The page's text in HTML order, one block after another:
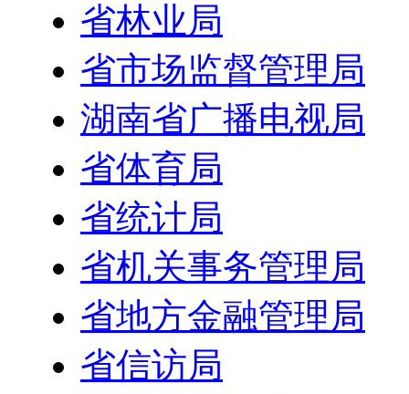
省林业局
省市场监督管理局
湖南省广播电视局
省体育局
省统计局
省机关事务管理局
省地方金融管理局
省信访局